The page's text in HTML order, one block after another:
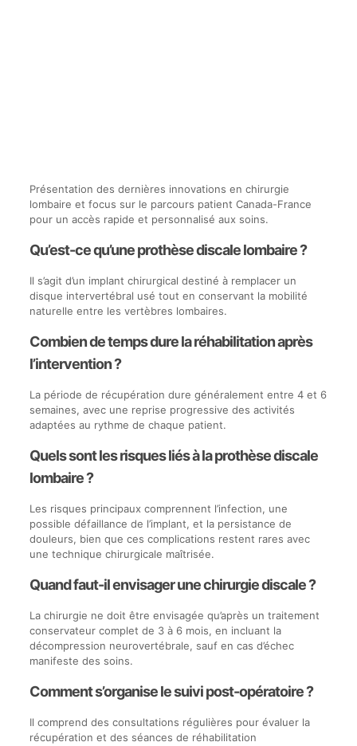
Présentation des dernières innovations en chirurgie
lombaire et focus sur le parcours patient Canada-France
pour un accès rapide et personnalisé aux soins.
Qu’est-ce qu’une prothèse discale lombaire ?
Il s’agit d’un implant chirurgical destiné à remplacer un
disque intervertébral usé tout en conservant la mobilité
naturelle entre les vertèbres lombaires.
Combien de temps dure la réhabilitation après
l’intervention ?
La période de récupération dure généralement entre 4 et 6
semaines, avec une reprise progressive des activités
adaptées au rythme de chaque patient.
Quels sont les risques liés à la prothèse discale
lombaire ?
Les risques principaux comprennent l’infection, une
possible défaillance de l’implant, et la persistance de
douleurs, bien que ces complications restent rares avec
une technique chirurgicale maîtrisée.
Quand faut-il envisager une chirurgie discale ?
La chirurgie ne doit être envisagée qu’après un traitement
conservateur complet de 3 à 6 mois, en incluant la
décompression neurovertébrale, sauf en cas d’échec
manifeste des soins.
Comment s’organise le suivi post-opératoire ?
Il comprend des consultations régulières pour évaluer la
récupération et des séances de réhabilitation